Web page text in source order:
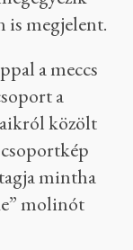
is megjelent.
a meccs
a
közölt
mintha
molinót